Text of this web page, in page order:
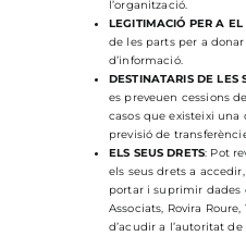
l’organització.
LEGITIMACIÓ PER A
de les parts per a
d’informació.
DESTINATARIS DE LES
es preveuen cessions
casos que existeixi una
previsió de
ELS SEUS DRETS: Pot
els seus drets a
portar i suprimir dades
Associats, Rovira
d’acudir a l’autoritat